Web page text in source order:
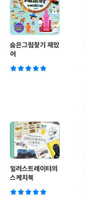
숨은그림찾기 재밌
어
일러스트레이터의
스케치북